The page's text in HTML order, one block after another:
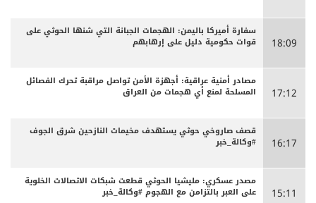
18:09
سفارة أميركا باليمن: الهجمات الجبانة التي شنها الحوثي على
قوات حكومية دليل على إرهابهم
17:12
مصادر أمنية عراقية: أجهزة الأمن تواصل مراقبة تحرك الفصائل
المسلحة لمنع أي هجمات من العراق
16:17
قصف صاروخي حوثي يستهدف مخيمات النازحين شرق الجوف
#وكالة_خبر
15:11
مصدر عسكري: مليشيا الحوثي قطعت شبكات الاتصالات الخلوية
على العبر بالتزامن مع الهجوم #وكالة_خبر